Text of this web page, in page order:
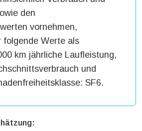
den
vornehmen,
folgende Werte als
km jährliche Laufleistung,
und
SF6.